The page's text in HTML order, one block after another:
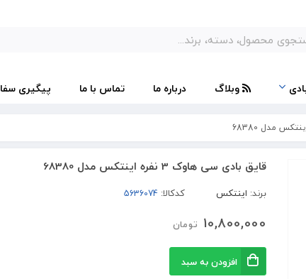
وبلاگ درباره ما تماس با ما پیگیری
قایق بادی سی هاوک 3 نفره اینتکس مدل 68380
برند: اینتکس کدکالا:
10,800,000 تومان
افزودن به سبد